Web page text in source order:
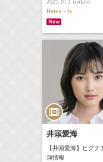
2025.10.1update
News - tv
井頭愛海
【井頭愛海】ヒグチ
演情報